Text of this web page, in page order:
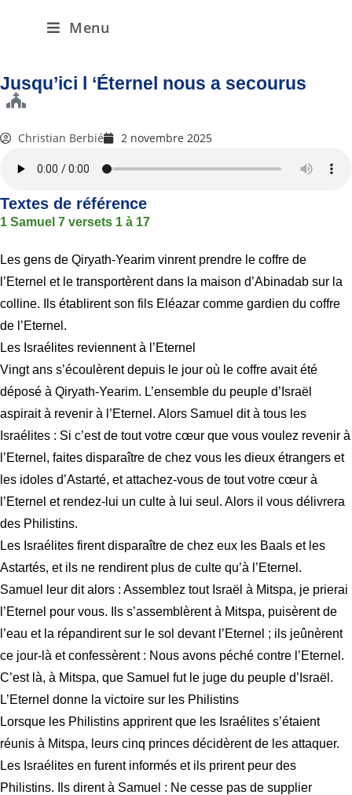
Menu
Jusqu’ici l ‘Éternel nous a secourus
Christian Berbié 2 novembre 2025
Textes de référence
1 Samuel 7 versets 1 à 17
Les gens de Qiryath-Yearim vinrent prendre le coffre de
l’Eternel et le transportèrent dans la maison d’Abinadab sur la
colline. Ils établirent son fils Eléazar comme gardien du coffre
de l’Eternel.
Les Israélites reviennent à l’Eternel
Vingt ans s’écoulèrent depuis le jour où le coffre avait été
déposé à Qiryath-Yearim. L’ensemble du peuple d’Israël
aspirait à revenir à l’Eternel. Alors Samuel dit à tous les
Israélites : Si c’est de tout votre cœur que vous voulez revenir à
l’Eternel, faites disparaître de chez vous les dieux étrangers et
les idoles d’Astarté, et attachez-vous de tout votre cœur à
l’Eternel et rendez-lui un culte à lui seul. Alors il vous délivrera
des Philistins.
Les Israélites firent disparaître de chez eux les Baals et les
Astartés, et ils ne rendirent plus de culte qu’à l’Eternel.
Samuel leur dit alors : Assemblez tout Israël à Mitspa, je prierai
l’Eternel pour vous. Ils s’assemblèrent à Mitspa, puisèrent de
l’eau et la répandirent sur le sol devant l’Eternel ; ils jeûnèrent
ce jour-là et confessèrent : Nous avons péché contre l’Eternel.
C’est là, à Mitspa, que Samuel fut le juge du peuple d’Israël.
L’Eternel donne la victoire sur les Philistins
Lorsque les Philistins apprirent que les Israélites s’étaient
réunis à Mitspa, leurs cinq princes décidèrent de les attaquer.
Les Israélites en furent informés et ils prirent peur des
Philistins. Ils dirent à Samuel : Ne cesse pas de supplier